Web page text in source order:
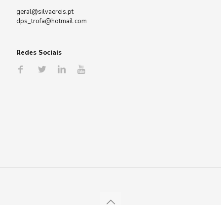
geral@silvaereis.pt
dps_trofa@hotmail.com
Redes Sociais